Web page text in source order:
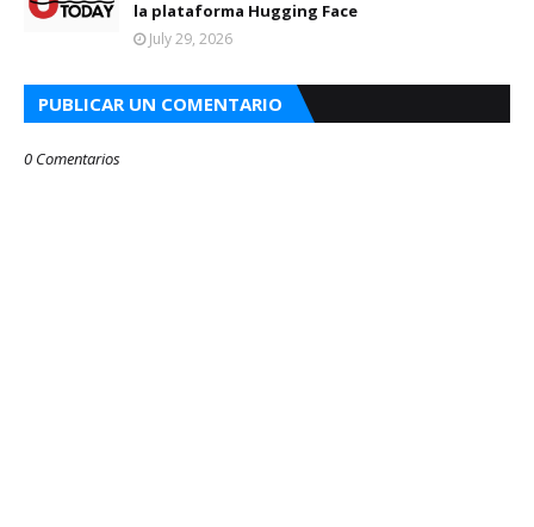
la plataforma Hugging Face
July 29, 2026
PUBLICAR UN COMENTARIO
0 Comentarios